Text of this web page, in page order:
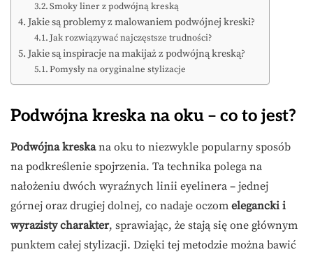
Smoky liner z podwójną kreską
Jakie są problemy z malowaniem podwójnej kreski?
Jak rozwiązywać najczęstsze trudności?
Jakie są inspiracje na makijaż z podwójną kreską?
Pomysły na oryginalne stylizacje
Podwójna kreska na oku – co to jest?
Podwójna kreskana oku to niezwykle popularny sposób
na podkreślenie spojrzenia. Ta technika polega na
nałożeniu dwóch wyraźnych linii eyelinera – jednej
górnej oraz drugiej dolnej, co nadaje oczom elegancki i
wyrazisty charakter, sprawiając, że stają się one głównym
punktem całej stylizacji. Dzięki tej metodzie można bawić